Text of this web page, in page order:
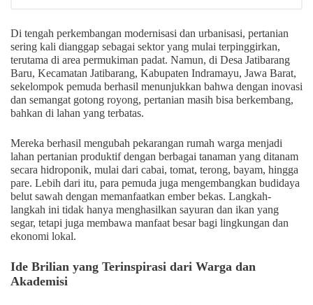
Di tengah perkembangan modernisasi dan urbanisasi, pertanian
sering kali dianggap sebagai sektor yang mulai terpinggirkan,
terutama di area permukiman padat. Namun, di Desa Jatibarang
Baru, Kecamatan Jatibarang, Kabupaten Indramayu, Jawa Barat,
sekelompok pemuda berhasil menunjukkan bahwa dengan inovasi
dan semangat gotong royong, pertanian masih bisa berkembang,
bahkan di lahan yang terbatas.
Mereka berhasil mengubah pekarangan rumah warga menjadi
lahan pertanian produktif dengan berbagai tanaman yang ditanam
secara hidroponik, mulai dari cabai, tomat, terong, bayam, hingga
pare. Lebih dari itu, para pemuda juga mengembangkan budidaya
belut sawah dengan memanfaatkan ember bekas. Langkah-
langkah ini tidak hanya menghasilkan sayuran dan ikan yang
segar, tetapi juga membawa manfaat besar bagi lingkungan dan
ekonomi lokal.
Ide Brilian yang Terinspirasi dari Warga dan
Akademisi